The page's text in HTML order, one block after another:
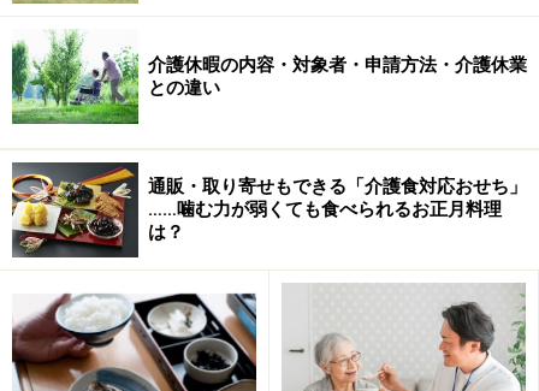
要介護度が1～3
2.特別障害者に該当する人
認知症高齢者の日常生活自立度
がIVまたはM
障害高齢者の日常生活自立度がB～C
身体障害者の障害程度の等級表
要介護度が4～5
介護休暇の内容・対象者・申請方法・介護休業
との違い
通販・取り寄せもできる「介護食対応おせち」
……噛む力が弱くても食べられるお正月料理
は？